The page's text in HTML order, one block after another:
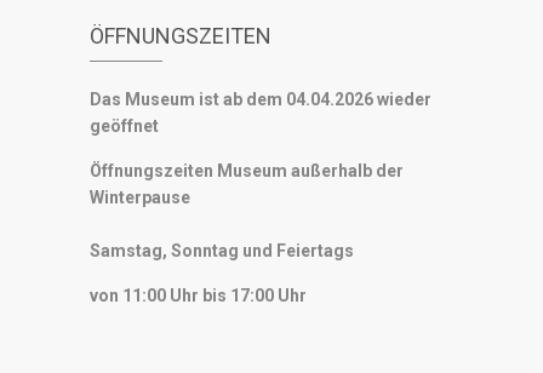
ÖFFNUNGSZEITEN
Das Museum ist ab dem 04.04.2026 wieder
geöffnet
Öffnungszeiten Museum außerhalb der
Winterpause
Samstag, Sonntag und Feiertags
von 11:00 Uhr bis 17:00 Uhr